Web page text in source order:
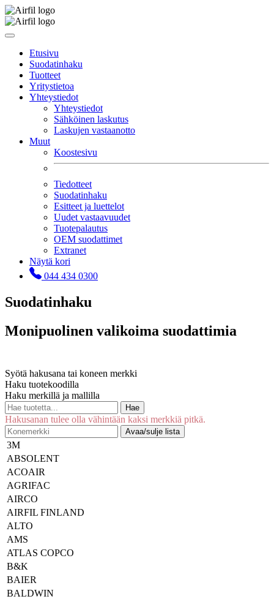
Etusivu
Suodatinhaku
Tuotteet
Yritystietoa
Yhteystiedot
Yhteystiedot
Sähköinen laskutus
Laskujen vastaanotto
Muut
Koostesivu
Tiedotteet
Suodatinhaku
Esitteet ja luettelot
Uudet vastaavuudet
Tuotepalautus
OEM suodattimet
Extranet
Näytä kori
044 434 0300
Suodatinhaku
Monipuolinen valikoima suodattimia
Syötä hakusana tai koneen merkki
Haku tuotekoodilla
Haku merkillä ja mallilla
Hae
Hakusanan tulee olla vähintään kaksi merkkiä pitkä.
Avaa/sulje lista
3M
ABSOLENT
ACOAIR
AGRIFAC
AIRCO
AIRFIL FINLAND
ALTO
AMS
ATLAS COPCO
B&K
BAIER
BALDWIN